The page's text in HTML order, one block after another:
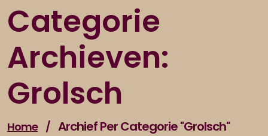
Categorie
Archieven:
Grolsch
Home / Archief Per Categorie "grolsch"